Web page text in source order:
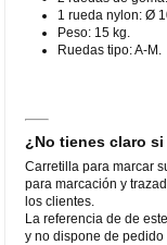
1 rueda nylon: Ø
Peso: 15 kg.
Ruedas tipo: A-M.
¿No tienes claro
Carretilla para marcar
para marcación y
los clientes.
La referencia de de
y no dispone de pedido